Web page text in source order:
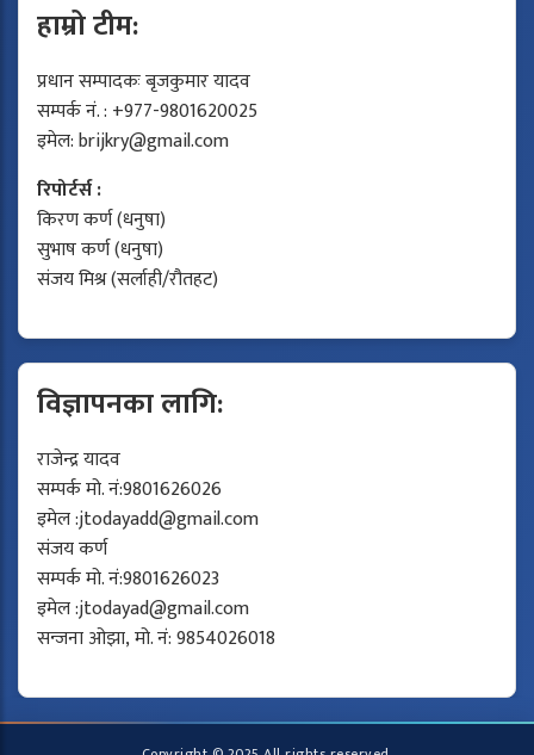
हाम्रो टीम:
प्रधान सम्पादकः बृजकुमार यादव
सम्पर्क नं. : +977-9801620025
इमेल:brijkry@gmail.com
रिपोर्टर्स :
किरण कर्ण (धनुषा)
सुभाष कर्ण (धनुषा)
संजय मिश्र (सर्लाही/रौतहट)
विज्ञापनका लागि:
राजेन्द्र यादव
सम्पर्क मो. नं:9801626026
इमेल :jtodayadd@gmail.com
संजय कर्ण
सम्पर्क मो. नं:9801626023
इमेल :jtodayad@gmail.com
सन्जना ओझा, मो. नं: 9854026018